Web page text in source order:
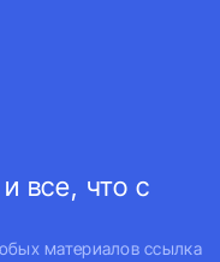
все, что с
материалов ссылка